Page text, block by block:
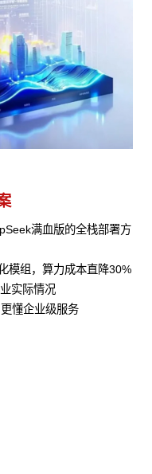
满血版的全栈部署方
模组，算力成本直降30%
实际情况
懂企业级服务